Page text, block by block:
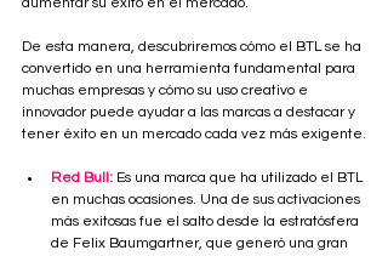
aumentar su éxito en el mercado.
De esta manera, descubriremos cómo el BTL se ha
convertido en una herramienta fundamental para
muchas empresas y cómo su uso creativo e
innovador puede ayudar a las marcas a destacar y
tener éxito en un mercado cada vez más exigente.
Red Bull: Es una marca que ha utilizado el BTL
en muchas ocasiones. Una de sus activaciones
más exitosas fue el salto desde la estratósfera
de Felix Baumgartner, que generó una gran